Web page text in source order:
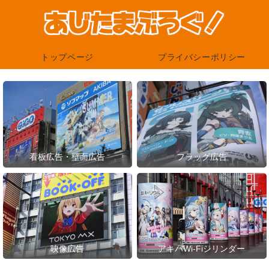
トップページ プライバシーポリシー
看板広告・壁面広告 フラッグ広告
映像広告 アキバWi-Fiシリンダー